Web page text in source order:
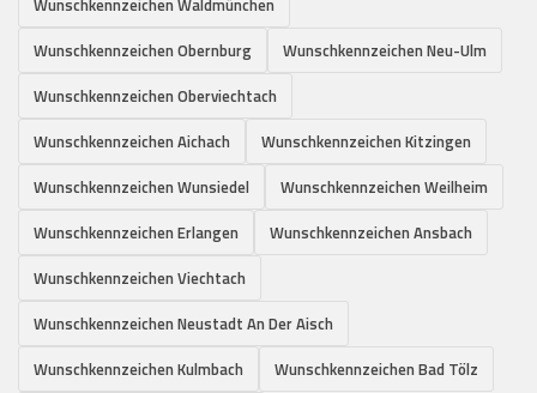
Wunschkennzeichen Obernburg
Wunschkennzeichen Neu-Ulm
Wunschkennzeichen Oberviechtach
Wunschkennzeichen Aichach
Wunschkennzeichen Kitzingen
Wunschkennzeichen Wunsiedel
Wunschkennzeichen Weilheim
Wunschkennzeichen Erlangen
Wunschkennzeichen Ansbach
Wunschkennzeichen Viechtach
Wunschkennzeichen Neustadt An Der Aisch
Wunschkennzeichen Kulmbach
Wunschkennzeichen Bad Tölz